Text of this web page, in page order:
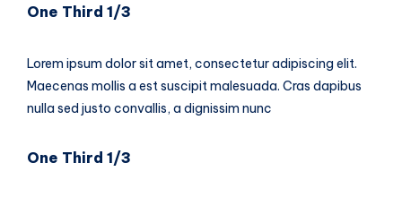
One Third 1/3
Lorem ipsum dolor sit amet, consectetur adipiscing elit.
Maecenas mollis a est suscipit malesuada. Cras dapibus
nulla sed justo convallis, a dignissim nunc
One Third 1/3